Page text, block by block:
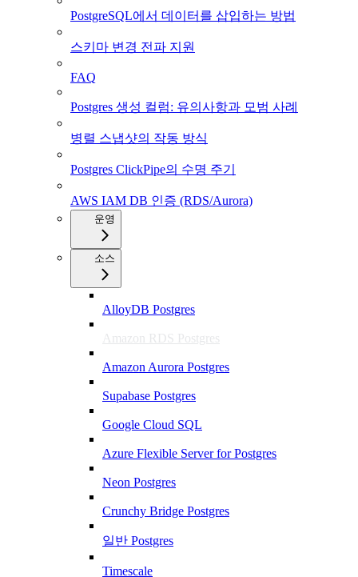
PostgreSQL에서 데이터를 삽입하는 방법
스키마 변경 전파 지원
FAQ
Postgres 생성 컬럼: 유의사항과 모범 사례
병렬 스냅샷의 작동 방식
Postgres ClickPipe의 수명 주기
AWS IAM DB 인증 (RDS/Aurora)
운영
소스
AlloyDB Postgres
Amazon RDS Postgres
Amazon Aurora Postgres
Supabase Postgres
Google Cloud SQL
Azure Flexible Server for Postgres
Neon Postgres
Crunchy Bridge Postgres
일반 Postgres
Timescale